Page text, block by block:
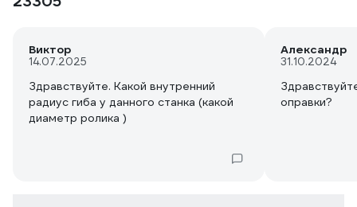
Виктор
14.07.2025
Здравствуйте. Какой внутренний
радиус гиба у данного станка (какой
диаметр ролика )
Александр
31.10.2024
оправки?